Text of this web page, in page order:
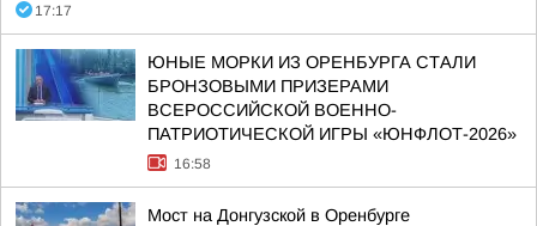
17:17
ЮНЫЕ МОРКИ ИЗ ОРЕНБУРГА СТАЛИ
БРОНЗОВЫМИ ПРИЗЕРАМИ
ВСЕРОССИЙСКОЙ ВОЕННО-
ПАТРИОТИЧЕСКОЙ ИГРЫ «ЮНФЛОТ-2026»
16:58
Мост на Донгузской в Оренбурге